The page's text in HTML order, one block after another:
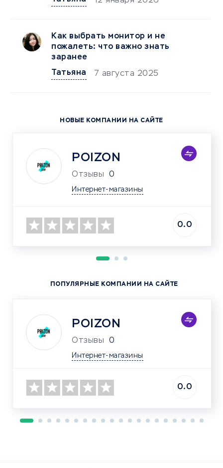
Как выбрать монитор и не
пожалеть: что важно знать
заранее
Татьяна
7 августа 2025
НОВЫЕ КОМПАНИИ НА САЙТЕ
POIZON
Отзывы 0
Интернет-магазины
0.0
ПОПУЛЯРНЫЕ КОМПАНИИ НА САЙТЕ
POIZON
Отзывы 0
Интернет-магазины
0.0